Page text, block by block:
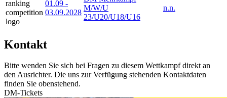
01.09 -
03.09.2028
M/W/U
23/U20/U18/U16
n.n.
Kontakt
Bitte wenden Sie sich bei Fragen zu diesem Wettkampf direkt an
den Ausrichter. Die uns zur Verfügung stehenden Kontaktdaten
finden Sie obenstehend.
DM-Tickets